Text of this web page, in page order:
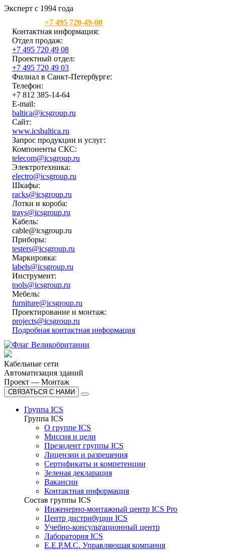
Эксперт с 1994 года
+7 495 720-49-00
Контактная информация:
Отдел продаж:
+7 495 720 49 08
Проектный отдел:
+7 495 720 49 03
Филиал в Санкт-Петербурге:
Телефон:
+7 812 385-14-64
E-mail:
baltica@icsgroup.ru
Сайт:
www.icsbaltica.ru
Запрос продукции и услуг:
Компоненты СКС:
telecom@icsgroup.ru
Электротехника:
electro@icsgroup.ru
Шкафы:
racks@icsgroup.ru
Лотки и короба:
trays@icsgroup.ru
Кабель:
cable@icsgroup.ru
Приборы:
testers@icsgroup.ru
Маркировка:
labels@icsgroup.ru
Инструмент:
tools@icsgroup.ru
Мебель:
furniture@icsgroup.ru
Проектирование и монтаж:
projects@icsgroup.ru
Подробная контактная информация
Кабельные сети
Автоматизация зданий
Проект — Монтаж
СВЯЗАТЬСЯ С НАМИ
Группа ICS
Группа ICS
О группе ICS
Миссия и цели
Президент группы ICS
Лицензии и разрешения
Сертификаты и компетенции
Зеленая декларация
Вакансии
Контактная информация
Состав группы ICS
Инженерно-монтажный центр ICS Pro
Центр дистрибуции ICS
Учебно-консультационный центр
Лаборатория ICS
E.E.P.M.C. Управляющая компания